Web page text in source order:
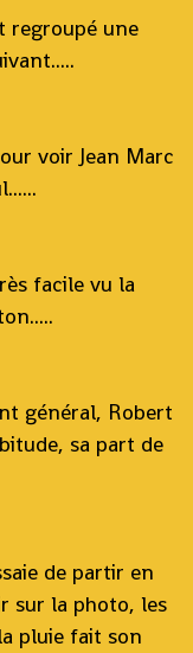
regroupé une
voir Jean Marc
facile vu la
général, Robert
sa part de
de partir en
sur la photo, les
pluie fait son